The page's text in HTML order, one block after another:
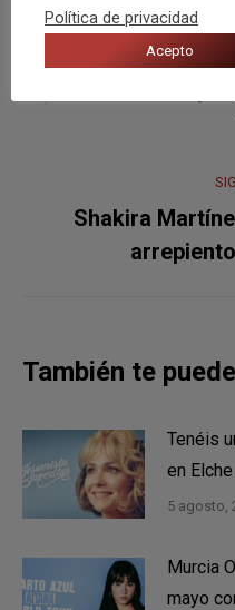
Navegación
entre
Shakira
También te
Tenéis
en
5 agosto,
Murcia
mayo
Política de privacidad
Acepto